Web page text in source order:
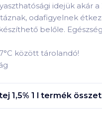
idejük akár
odafigyelnek
belőle.
között tárolandó!
1,5% 1 l termék